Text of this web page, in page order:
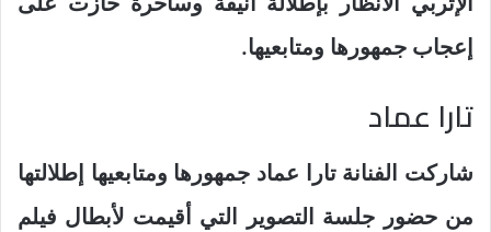
إعجاب جمهورها ومتابعيها.
تارا عماد
شاركت الفنانة تارا عماد جمهورها ومتابعيها إطلالتها
من حضور جلسة التصوير التي أقيمت لأبطال فيلم